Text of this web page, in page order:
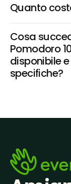
Quanto
Cosa
Pomodoro
disponibile
specifiche?